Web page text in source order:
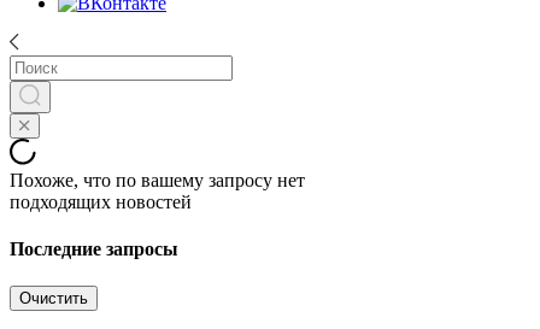
Похоже, что по вашему запросу нет
подходящих новостей
Последние запросы
Очистить